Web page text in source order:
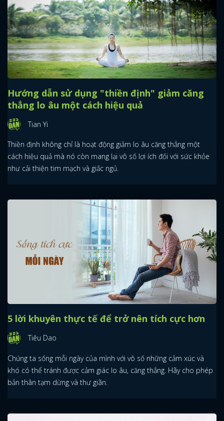
Hướng dẫn sử dụng "thiền định" giảm căng
thẳng lo âu một cách hiệu quả
Tian Yi
Thiền định không chỉ là hoạt động giảm lo âu căng thẳng một
cách hiệu quả mà nó còn mang lại vô số lợi ích đối với sức khỏe
như cải thiện tim mạch và giấc ngủ.
5 lời khuyên thực tế để trở nên tích cực hơn
Tiêu Dao
Chúng ta sống mỗi ngày của mình với vô số những cảm xúc và
khó có thể tránh được cảm giác lo âu, căng thẳng. Hãy cho phép
bản thân tạm dừng và thư giãn.